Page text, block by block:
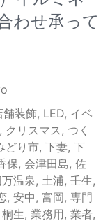
わせ承って
装飾, LED, イベ
, クリスマス, つく
どり市, 下妻, 下
保, 会津田島, 佐
万温泉, 土浦, 壬生,
, 安中, 富岡, 専門
桐生, 業務用, 業者,